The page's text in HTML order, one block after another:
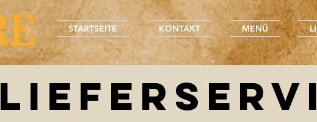
STARTSEITE KONTAKT MENÜ